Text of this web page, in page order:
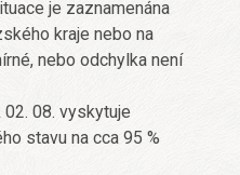
je zaznamenána
kraje nebo na
nebo odchylka není
08. vyskytuje
stavu na cca 95 %